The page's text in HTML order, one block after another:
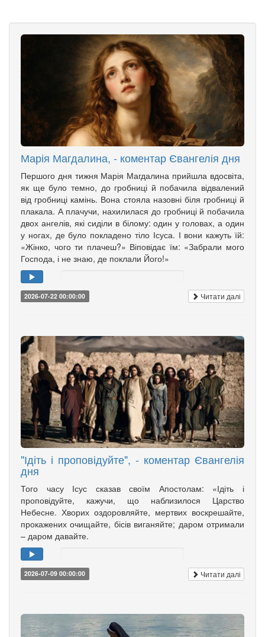
Марія Магдалина, - коментар Євангелія дня
Першого дня тижня Марія Магдалина прийшла вдосвіта,
як ще було темно, до гробниці й побачила відвалений
від гробниці камінь. Вона стояла назовні біля гробниці й
плакала. А плачучи, нахилилася до гробниці й побачила
двох ангелів, які сиділи в білому: один у головах, а один
у ногах, де було покладено тіло Ісуса. І вони кажуть їй:
«Жінко, чого ти плачеш?» Віповідає їм: «Забрали мого
Господа, і не знаю, де поклали Його!»
2026-07-22 00:00:00 Читати далі
"Ідіть і проповідуйте", - коментар Євангелія
дня
Того часу Ісус сказав своїм Апостолам: «Ідіть і
проповідуйте, кажучи, що наблизилося Царство
Небесне. Хворих оздоровляйте, мертвих воскрешайте,
прокажених очищайте, бісів виганяйте; даром отримали
– даром давайте.
2026-07-09 00:00:00 Читати далі